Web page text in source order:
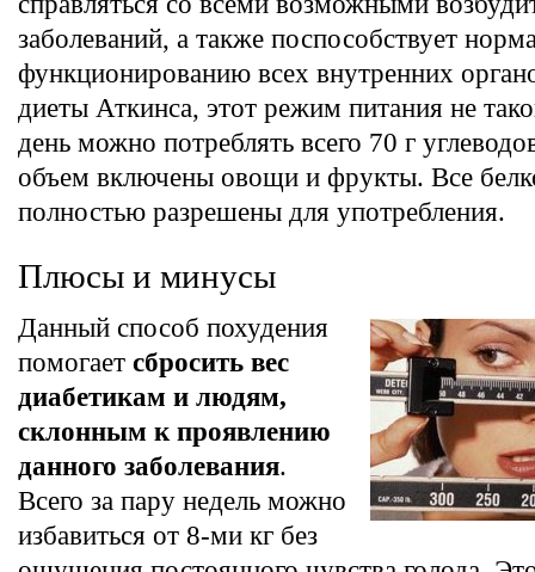
заболеваний, а также поспособствует
функционированию всех внутренних
диеты Аткинса, этот режим питания не
день можно потреблять всего 70 г
объем включены овощи и фрукты. Все
полностью разрешены для употребления.
Плюсы и минусы
Данный способ похудения
помогает сбросить вес
диабетикам и людям,
склонным к проявлению
данного заболевания.
Всего за пару недель можно
избавиться от 8-ми кг без